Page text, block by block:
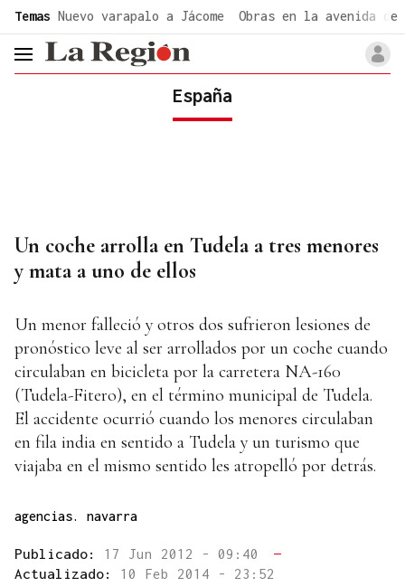
Temas Nuevo varapalo a Jácome Obras en la avenida de
header.menu.open
España
Un coche arrolla en Tudela a tres menores
y mata a uno de ellos
Un menor falleció y otros dos sufrieron lesiones de
pronóstico leve al ser arrollados por un coche cuando
circulaban en bicicleta por la carretera NA-160
(Tudela-Fitero), en el término municipal de Tudela.
El accidente ocurrió cuando los menores circulaban
en fila india en sentido a Tudela y un turismo que
viajaba en el mismo sentido les atropelló por detrás.
agencias. navarra
Publicado: 17 Jun 2012 - 09:40
—
Actualizado: 10 Feb 2014 - 23:52